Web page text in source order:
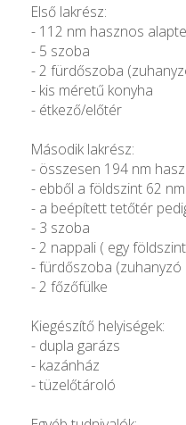
Első lakrész:
- 112 nm hasznos
- 5 szoba
- 2 fürdőszoba
- kis méretű konyha
- étkező/előtér
Második lakrész:
- összesen 194 nm
- ebből a földszint 62 nm
- a beépített tetőtér
- 3 szoba
- 2 nappali ( egy
- fürdőszoba (zuhanyzó
- 2 főzőfülke
Kiegészítő helyiségek:
- dupla garázs
- kazánház
- tüzelőtároló